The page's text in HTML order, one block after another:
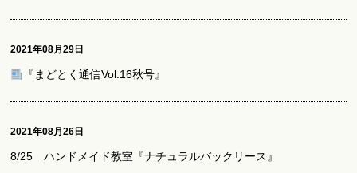
2021年08月29日
『まどとく通信Vol.16秋号』
2021年08月26日
8/25 ハンドメイド教室『ナチュラルバックリース』